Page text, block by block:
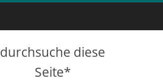
durchsuche diese
Seite*